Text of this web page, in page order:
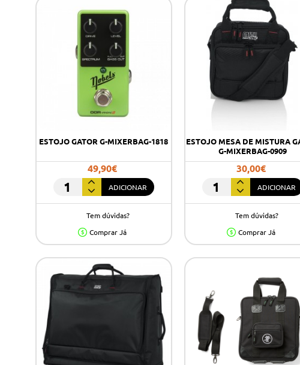
ESTOJO GATOR G-MIXERBAG-1818
49,90€
ESTOJO
GATOR
MIXERBAG-
1818
ADICIONAR
Tem dúvidas?
Comprar Já
ESTOJO MESA DE MISTURA
G-MIXERBAG-0909
30,00€
ESTOJO
MESA
MISTURA
GATOR
G-
ADICIONAR
Tem dúvidas?
Comprar Já